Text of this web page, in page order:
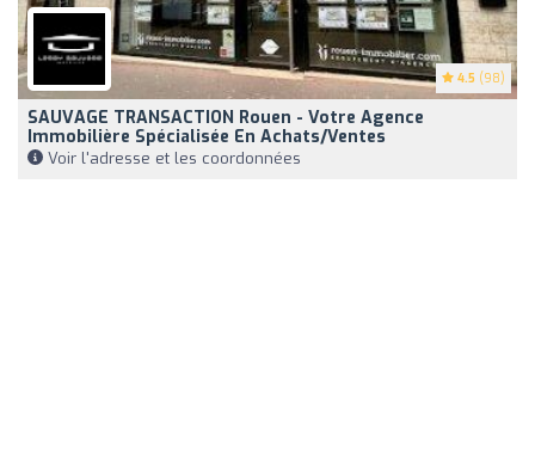
4.5 (98)
SAUVAGE TRANSACTION Rouen - Votre Agence
Immobilière Spécialisée En Achats/ventes
Voir l'adresse et les coordonnées